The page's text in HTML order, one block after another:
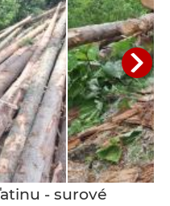
- surové